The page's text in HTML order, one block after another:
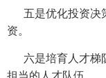
五是优化投资决
资。
六是培育人才梯
担当的人才队伍。